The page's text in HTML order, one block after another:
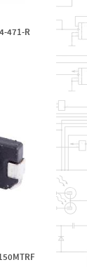
471-R